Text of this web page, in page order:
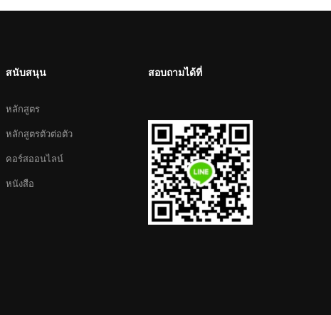
สนับสนุน
หลักสูตร
หลักสูตรตัวต่อตัว
คอร์สออนไลน์
หนังสือ
สอบถามได้ที่